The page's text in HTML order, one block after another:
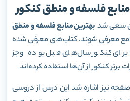
فلسفه و منطق کنکور
سعی شد بهترین منابع فلسفه و منطق
معرفی شوند. کتاب‌های معرفی شده
برای کنکور سال‌های قبل بوده و جز
کنکور از آن‌ها استفاده کرده‌اند.
نیز اشاره شد این درس از دروسی